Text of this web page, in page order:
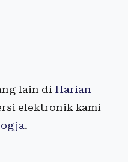
lain di Harian
elektronik kami
.